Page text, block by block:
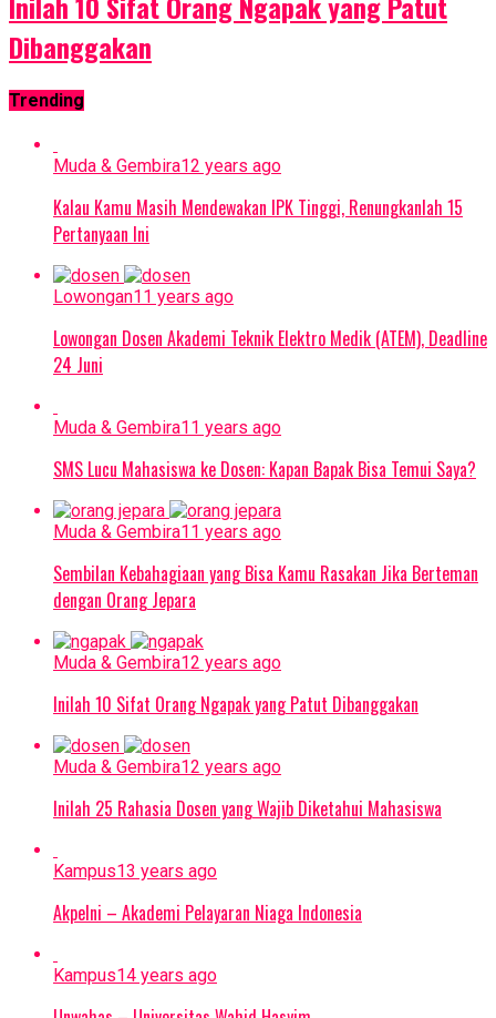
Dibanggakan
Trending
Muda & Gembira12 years ago
Kalau Kamu Masih Mendewakan IPK Tinggi, Renungkanlah 15
Pertanyaan Ini
Lowongan11 years ago
Lowongan Dosen Akademi Teknik Elektro Medik (ATEM), Deadline
24 Juni
Muda & Gembira11 years ago
SMS Lucu Mahasiswa ke Dosen: Kapan Bapak Bisa Temui Saya?
Muda & Gembira11 years ago
Sembilan Kebahagiaan yang Bisa Kamu Rasakan Jika Berteman
dengan Orang Jepara
Muda & Gembira12 years ago
Inilah 10 Sifat Orang Ngapak yang Patut Dibanggakan
Muda & Gembira12 years ago
Inilah 25 Rahasia Dosen yang Wajib Diketahui Mahasiswa
Kampus13 years ago
Akpelni – Akademi Pelayaran Niaga Indonesia
Kampus14 years ago